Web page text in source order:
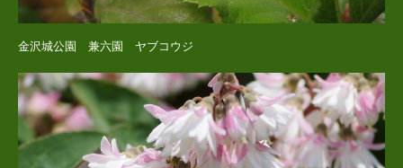
金沢城公園 兼六園 ヤブコウジ